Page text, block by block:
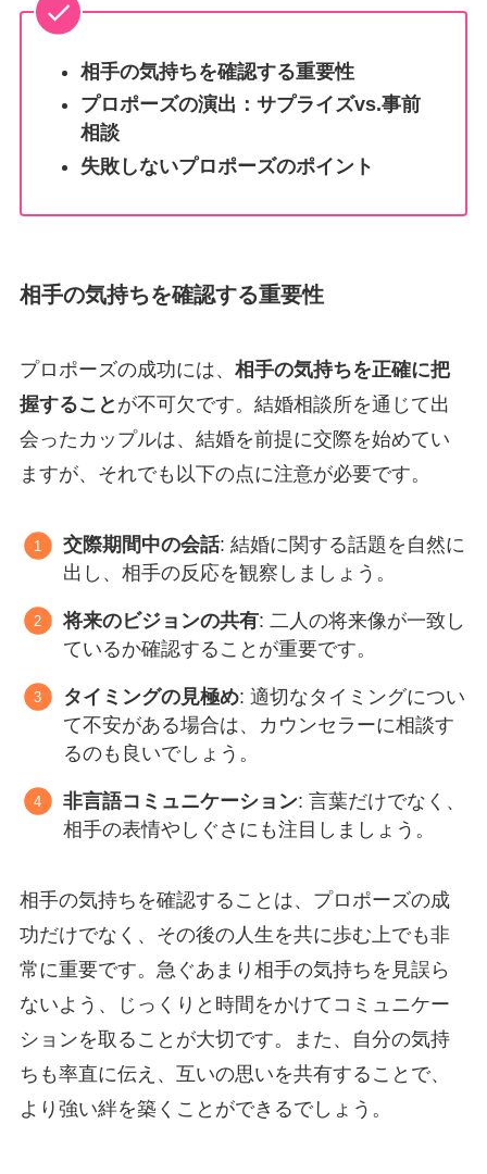
相手の気持ちを確認する重要性
プロポーズの演出：サプライズvs.事前
相談
失敗しないプロポーズのポイント
相手の気持ちを確認する重要性
プロポーズの成功には、 相手の気持ちを正確に把
握すること が不可欠です。結婚相談所を通じて出
会ったカップルは、結婚を前提に交際を始めてい
ますが、それでも以下の点に注意が必要です。
交際期間中の会話: 結婚に関する話題を自然に
出し、相手の反応を観察しましょう。
将来のビジョンの共有: 二人の将来像が一致し
ているか確認することが重要です。
タイミングの見極め: 適切なタイミングについ
て不安がある場合は、カウンセラーに相談す
るのも良いでしょう。
非言語コミュニケーション: 言葉だけでなく、
相手の表情やしぐさにも注目しましょう。
相手の気持ちを確認することは、プロポーズの成
功だけでなく、その後の人生を共に歩む上でも非
常に重要です。急ぐあまり相手の気持ちを見誤ら
ないよう、じっくりと時間をかけてコミュニケー
ションを取ることが大切です。また、自分の気持
ちも率直に伝え、互いの思いを共有することで、
より強い絆を築くことができるでしょう。